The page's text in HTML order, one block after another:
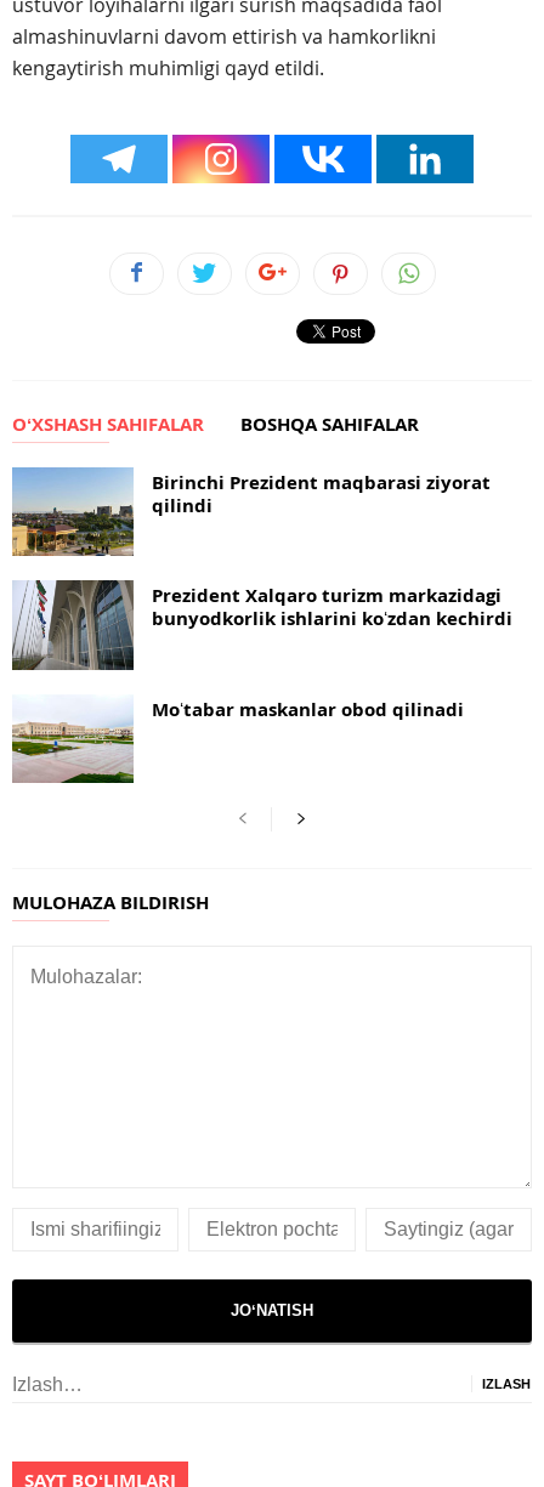
almashinuvlarni davom ettirish va hamkorlikni
kengaytirish muhimligi qayd etildi.
OʻXSHASH SAHIFALAR BOSHQA SAHIFALAR
Birinchi Prezident maqbarasi ziyorat
qilindi
Prezident Xalqaro turizm markazidagi
bunyodkorlik ishlarini koʻzdan kechirdi
Moʻtabar maskanlar obod qilinadi
MULOHAZA BILDIRISH
Izlash:
SAYT BOʻLIMLARI